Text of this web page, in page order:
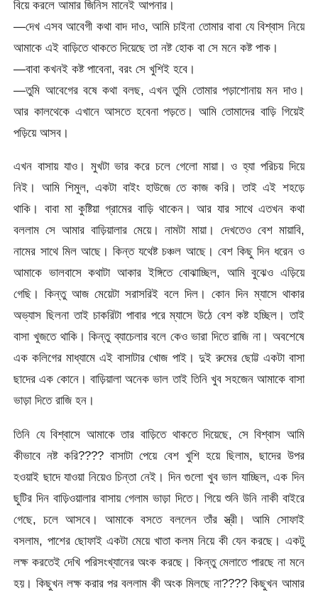
বিয়ে করলে আমার জিনিস মানেই আপনার।
—দেখ এসব আবেগী কথা বাদ দাও, আমি চাইনা তোমার বাবা যে বিশ্বাস নিয়ে
আমাকে এই বাড়িতে থাকতে দিয়েছে তা নষ্ট হোক বা সে মনে কষ্ট পাক।
—বাবা কখনই কষ্ট পাবেনা, বরং সে খুশিই হবে।
—তুমি আবেগের বষে কথা বলছ, এখন তুমি তোমার পড়াশোনায় মন দাও।
আর কালথেকে এখানে আসতে হবেনা পড়তে। আমি তোমাদের বাড়ি গিয়েই
পড়িয়ে আসব।
এখন বাসায় যাও। মুখটা ভার করে চলে গেলো মায়া। ও হ্যা পরিচয় দিয়ে
নিই। আমি শিমুল, একটা বাইং হাউজে তে কাজ করি। তাই এই শহড়ে
থাকি। বাবা মা কুষ্টিয়া গ্রামের বাড়ি থাকেন। আর যার সাথে এতখন কথা
বললাম সে আমার বাড়িয়ালার মেয়ে। নামটা মায়া। দেখতেও বেশ মায়াবি,
নামের সাথে মিল আছে। কিন্ত যথেষ্ট চঞ্চল আছে। বেশ কিছু দিন ধরেন ও
আমাকে ভালবাসে কথাটা আকার ইঙ্গিতে বোঝাচ্ছিল, আমি বুঝেও এড়িয়ে
গেছি। কিন্তু আজ মেয়েটা সরাসরিই বলে দিল। কোন দিন ম্যাসে থাকার
অভ্যাস ছিলনা তাই চাকরিটা পাবার পরে ম্যাসে উঠে বেশ কষ্ট হচ্ছিল। তাই
বাসা খুজতে থাকি। কিন্তু ব্যাচেলার বলে কেও ভারা দিতে রাজি না। অবশেষে
এক কলিগের মাধ্যামে এই বাসাটার খোজ পাই। দুই রুমের ছোট্ট একটা বাসা
ছাদের এক কোনে। বাড়িয়ালা অনেক ভাল তাই তিনি খুব সহজেন আমাকে বাসা
ভাড়া দিতে রাজি হন।
তিনি যে বিশ্বাসে আমাকে তার বাড়িতে থাকতে দিয়েছে, সে বিশ্বাস আমি
কীভাবে নষ্ট করি???? বাসাটা পেয়ে বেশ খুশি হয়ে ছিলাম, ছাদের উপর
হওয়াই ছাদে যাওয়া নিয়েও চিন্তা নেই। দিন গুলো খুব ভাল যাচ্ছিল, এক দিন
ছুটির দিন বাড়িওয়ালার বাসায় গেলাম ভাড়া দিতে। গিয়ে শুনি উনি নাকী বাইরে
গেছে, চলে আসবে। আমাকে বসতে বললেন তাঁর স্ত্রী। আমি সোফাই
বসলাম, পাশের ছোফাই একটা মেয়ে খাতা কলম নিয়ে কী যেন করছে। একটু
লক্ষ করতেই দেখি পরিসংখ্যানের অংক করছে। কিন্তু মেলাতে পারছে না মনে
হয়। কিছুখন লক্ষ করার পর বললাম কী অংক মিলছে না???? কিছুখন আমার